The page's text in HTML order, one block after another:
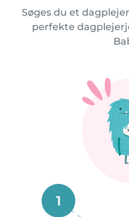
Søges du et
perfekte
1